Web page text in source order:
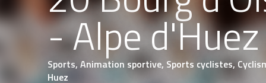
- Alpe d'Huez
Sports, Animation sportive, Sports cyclistes,
Huez